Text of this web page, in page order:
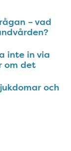
– vad
inte in via
om det
och